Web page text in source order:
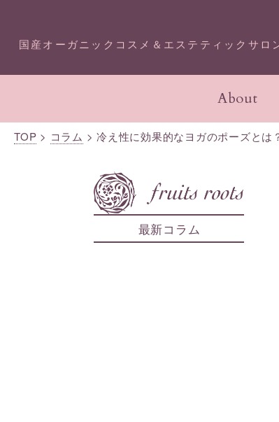
国産オーガニックコスメ＆エステティックサロ
About
今月のキャンペーン
オーガニックコスメ・
TOP > コラム > 冷え性に効果的なヨガのポーズとは
最新コラム